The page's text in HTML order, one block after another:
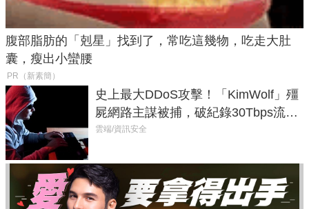
腹部脂肪的「剋星」找到了，常吃這幾物，吃走大肚
囊，瘦出小蠻腰
PR（新素簡）
史上最大DDoS攻擊！「KimWolf」殭
屍網路主謀被捕，破紀錄30Tbps流量
癱瘓全球！
雲端/資訊安全